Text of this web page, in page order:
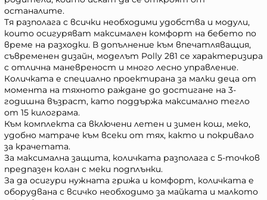
останалите.
Тя разполага с всички необходими удобства и модули,
които осигуряват максимален комфорт на бебето по
време на разходки. В допълнение към впечатляващия,
съвременен дизайн, моделът Polly 2в1 се характеризира
с отлична маневреност и много лесно управление.
Количката е специално проектирана за малки деца от
момента на тяхното раждане до достигане на 3-
годишна възраст, като поддържа максимално тегло
от 15 килограма.
Към комплекта са включени летен и зимен кош, меко,
удобно матраче към всеки от тях, както и покривало
за крачетата.
За максимална защита, количката разполага с 5-точков
предпазен колан с меки подплънки.
За да осигури нужната грижа и комфорт, количката е
оборудвана с всичко необходимо за майката и малкото